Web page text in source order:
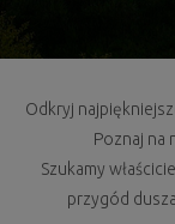
Odkryj
Poznaj na
Szukamy
przygód